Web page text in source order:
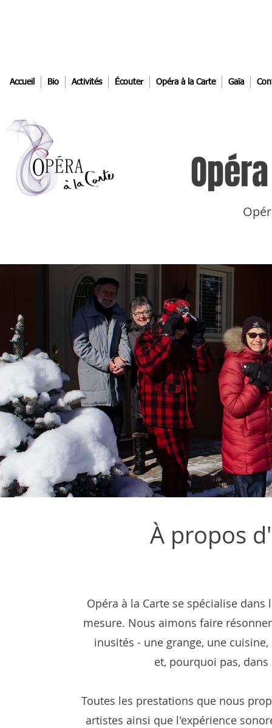
Accueil Bio Activités Écouter Opéra à la Carte Gaïa
À propos
Opéra à la Carte se spécialise
mesure. Nous aimons faire
inusités - une grange, une
et, pourquoi pas,
Toutes les prestations que nous
artistes ainsi que l'expérience